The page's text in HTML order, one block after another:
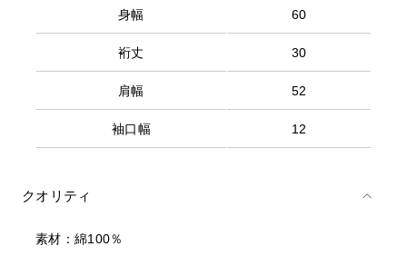
身幅 60
裄丈 30
肩幅 52
袖口幅 12
クオリティ
素材：綿100％